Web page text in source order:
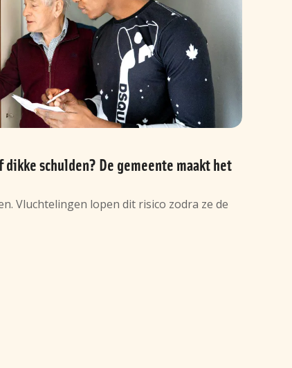
schulden? De gemeente maakt het
Vluchtelingen lopen dit risico zodra ze de